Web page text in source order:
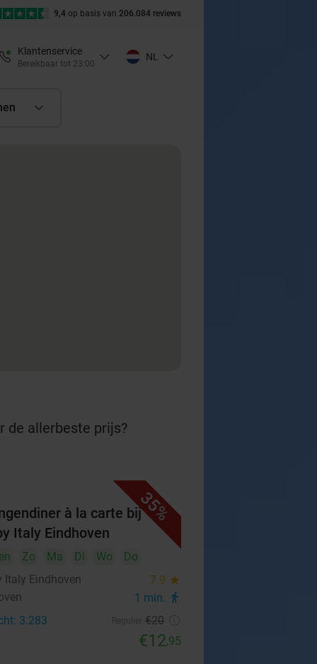
9,4 op basis van 206.084 reviews
Klantenservice
Bereikbaar tot 23:00
NL
de allerbeste prijs?
35%
à la carte bij
Italy Eindhoven
Zo Ma Di Wo
Do
Italy Eindhoven
7.9 star
1 min. directions_walk
3.283 €20
€12,95